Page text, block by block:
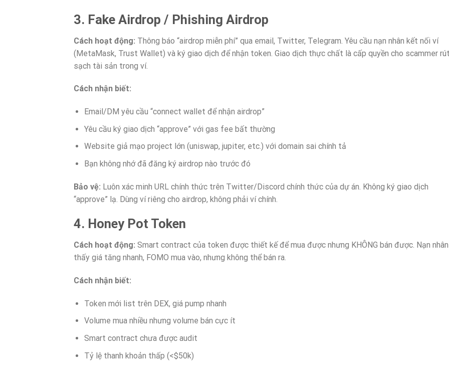
3. Fake Airdrop / Phishing Airdrop
Cách hoạt động: Thông báo “airdrop miễn phí” qua email, Twitter, Telegram. Yêu cầu nạn nhân kết nối ví
(MetaMask, Trust Wallet) và ký giao dịch để nhận token. Giao dịch thực chất là cấp quyền cho scammer
sạch tài sản trong ví.
Cách nhận biết:
Email/DM yêu cầu “connect wallet để nhận airdrop”
Yêu cầu ký giao dịch “approve” với gas fee bất thường
Website giả mạo project lớn (uniswap, jupiter, etc.) với domain sai chính tả
Bạn không nhớ đã đăng ký airdrop nào trước đó
Bảo vệ: Luôn xác minh URL chính thức trên Twitter/Discord chính thức của dự án. Không ký giao dịch
“approve” lạ. Dùng ví riêng cho airdrop, không phải ví chính.
4. Honey Pot Token
Cách hoạt động: Smart contract của token được thiết kế để mua được nhưng KHÔNG bán được. Nạn nhân
thấy giá tăng nhanh, FOMO mua vào, nhưng không thể bán ra.
Cách nhận biết:
Token mới list trên DEX, giá pump nhanh
Volume mua nhiều nhưng volume bán cực ít
Smart contract chưa được audit
Tỷ lệ thanh khoản thấp (<$50k)